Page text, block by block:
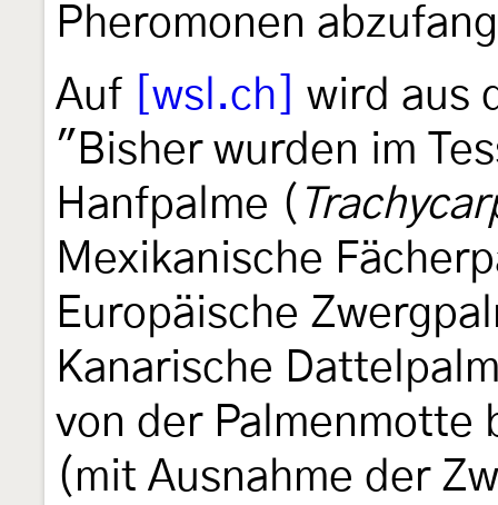
Pheromonen
Auf
[wsl.ch]
wird aus
"Bisher wurden im
Hanfpalme (
Mexikanische
Europäische
Kanarische
von der Palmenmotte
(mit Ausnahme der